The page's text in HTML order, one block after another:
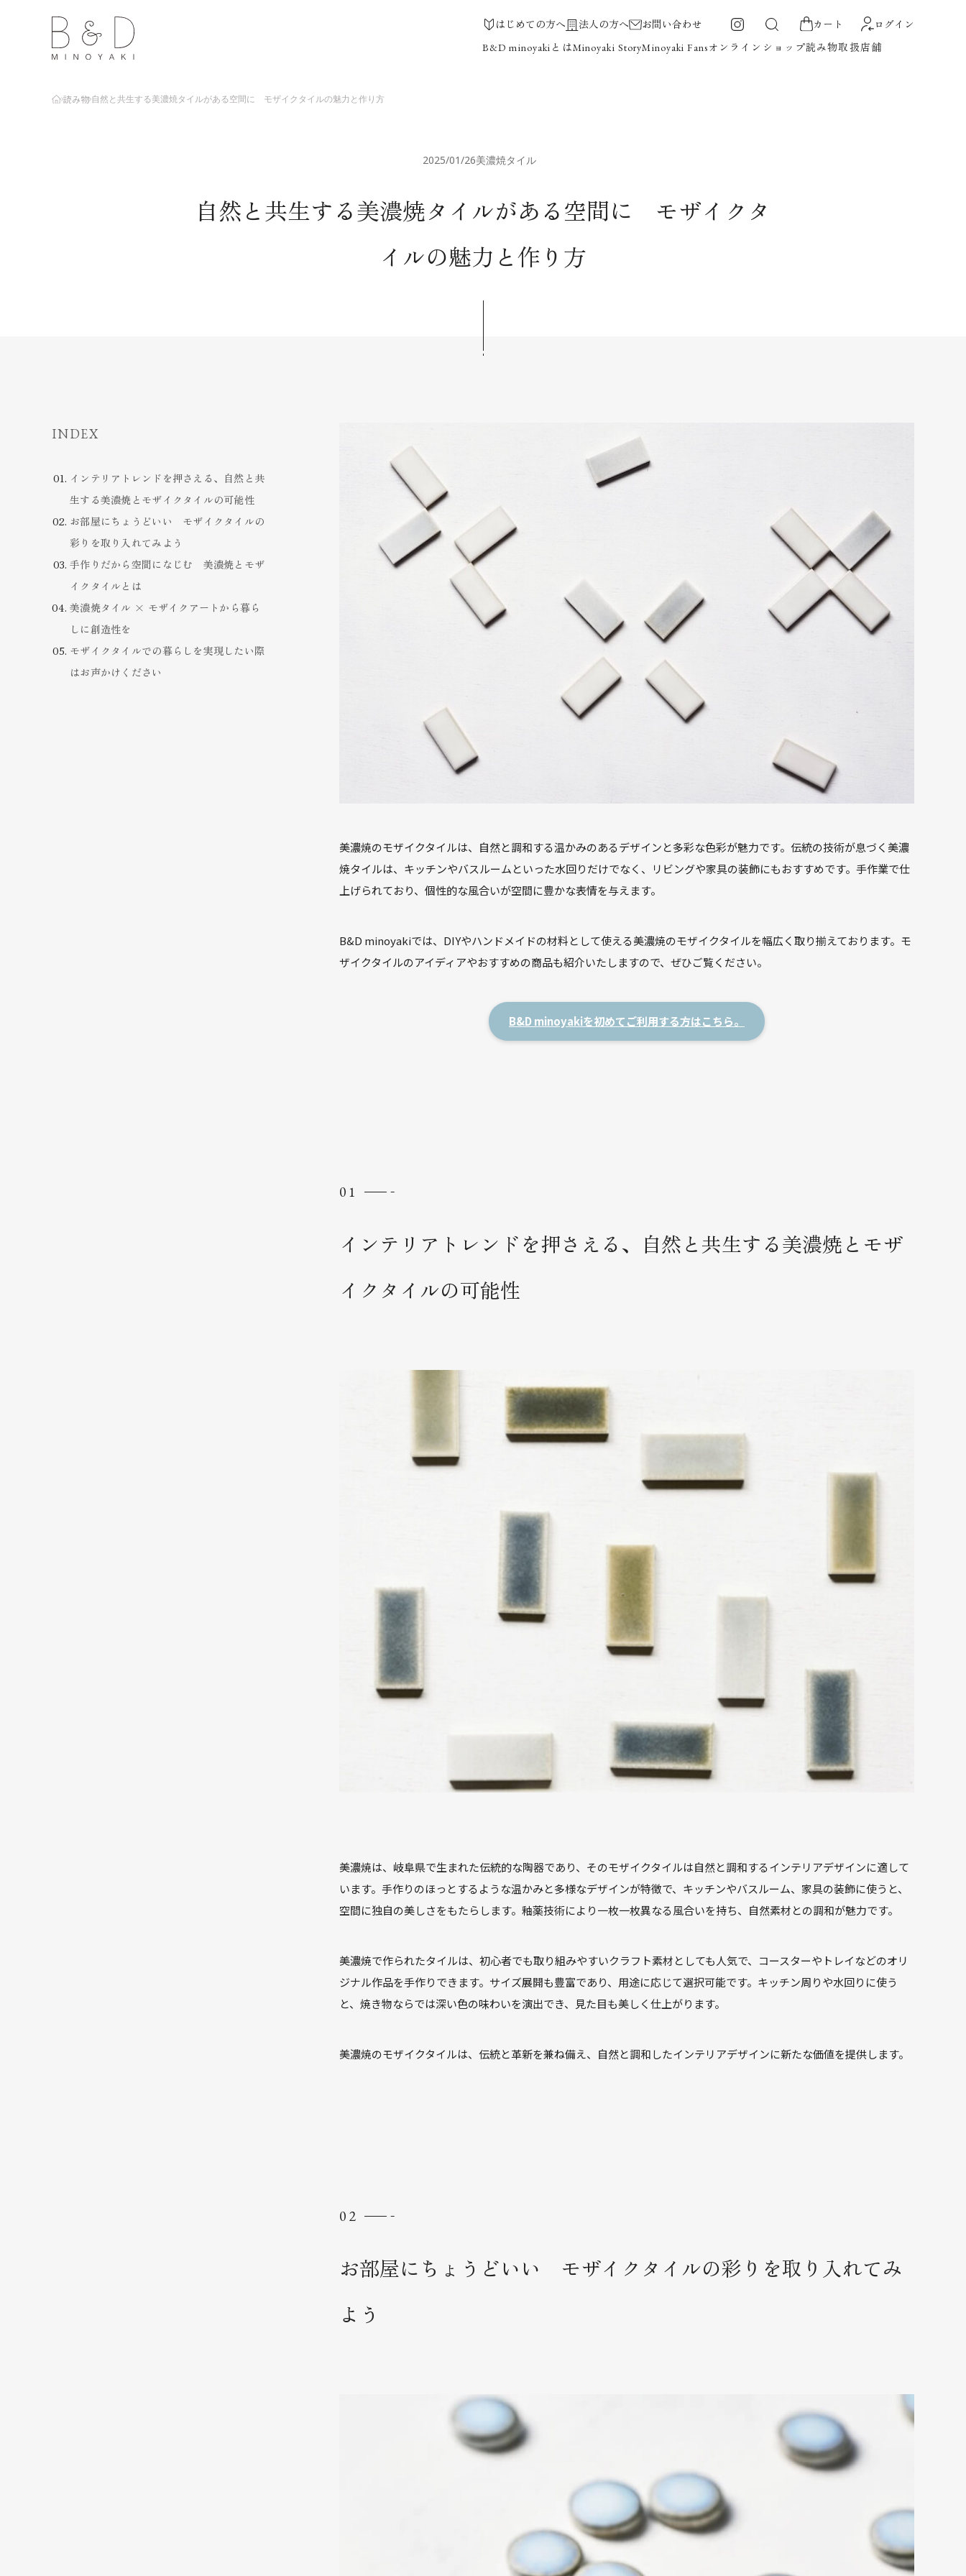
はじめての方へ 法人の方へ お問い合わせ カート ログイン
B&D minoyaki とはMinoyaki StoryMinoyaki Fansオンラインショップ読み物取扱店舗
読み物 自然と共生する美濃焼タイルがある空間に モザイクタイルの魅力と作り方
2025/01/26美濃焼タイル
自然と共生する美濃焼タイルがある空間に モザイクタ
イルの魅力と作り方
INDEX
インテリアトレンドを押さえる、自然と共
生する美濃焼とモザイクタイルの可能性
お部屋にちょうどいい モザイクタイルの
彩りを取り入れてみよう
手作りだから空間になじむ 美濃焼とモザ
イクタイルとは
美濃焼タイル × モザイクアートから暮ら
しに創造性を
モザイクタイルでの暮らしを実現したい際
はお声かけください
美濃焼のモザイクタイルは、自然と調和する温かみのあるデザインと多彩な色彩が魅力です。伝統の技術が息づく美濃
焼タイルは、キッチンやバスルームといった水回りだけでなく、リビングや家具の装飾にもおすすめです。手作業で仕
上げられており、個性的な風合いが空間に豊かな表情を与えます。
B&D minoyakiでは、DIYやハンドメイドの材料として使える美濃焼のモザイクタイルを幅広く取り揃えております。モ
ザイクタイルのアイディアやおすすめの商品も紹介いたしますので、ぜひご覧ください。
B&D minoyakiを初めてご利用する方はこちら。
インテリアトレンドを押さえる、自然と共生する美濃焼とモザ
イクタイルの可能性
美濃焼は、岐阜県で生まれた伝統的な陶器であり、そのモザイクタイルは自然と調和するインテリアデザインに適して
います。手作りのほっとするような温かみと多様なデザインが特徴で、キッチンやバスルーム、家具の装飾に使うと、
空間に独自の美しさをもたらします。釉薬技術により一枚一枚異なる風合いを持ち、自然素材との調和が魅力です。
美濃焼で作られたタイルは、初心者でも取り組みやすいクラフト素材としても人気で、コースターやトレイなどのオリ
ジナル作品を手作りできます。サイズ展開も豊富であり、用途に応じて選択可能です。キッチン周りや水回りに使う
と、焼き物ならでは深い色の味わいを演出でき、見た目も美しく仕上がります。
美濃焼のモザイクタイルは、伝統と革新を兼ね備え、自然と調和したインテリアデザインに新たな価値を提供します。
お部屋にちょうどいい モザイクタイルの彩りを取り入れてみ
よう